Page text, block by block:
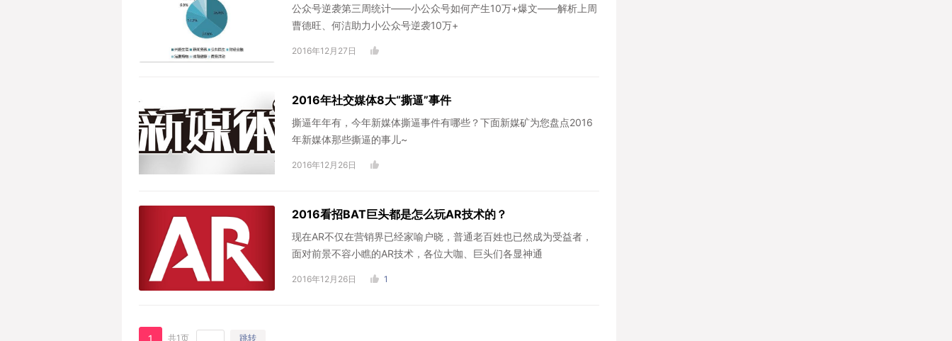
公众号逆袭第三周统计——小公众号如何产生10万+爆文——解析上周
曹德旺、何洁助力小公众号逆袭10万+
2016年12月27日
2016年社交媒体8大“撕逼”事件
撕逼年年有，今年新媒体撕逼事件有哪些？下面新媒矿为您盘点2016
年新媒体那些撕逼的事儿~
2016年12月26日
2016看招BAT巨头都是怎么玩AR技术的？
现在AR不仅在营销界已经家喻户晓，普通老百姓也已然成为受益者，
面对前景不容小瞧的AR技术，各位大咖、巨头们各显神通
2016年12月26日 1
1 共1页 跳转